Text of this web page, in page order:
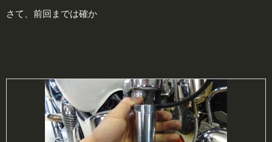
さて、前回までは確か